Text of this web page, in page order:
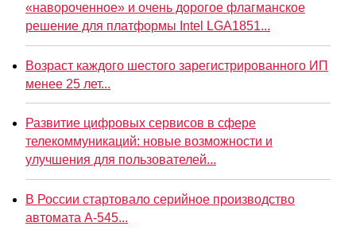
«навороченное» и очень дорогое флагманское
решение для платформы Intel LGA1851...
Возраст каждого шестого зарегистрированного ИП
менее 25 лет...
Развитие цифровых сервисов в сфере
телекоммуникаций: новые возможности и
улучшения для пользователей...
В России стартовало серийное производство
автомата А-545...